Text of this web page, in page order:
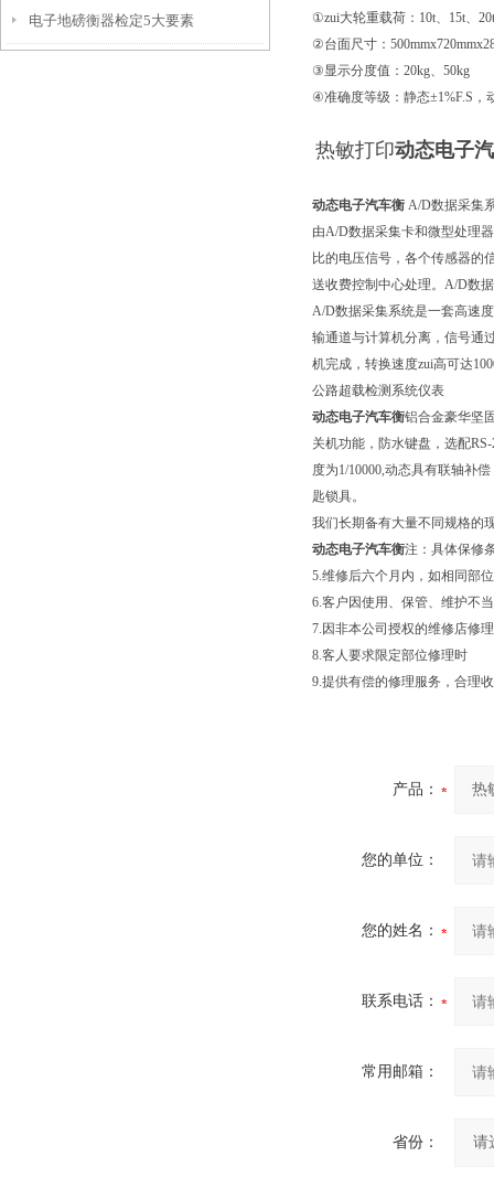
电子地磅衡器检定5大要素
①zui大轮重载荷：10t、15t、
②台面尺寸：
③显示分度值：20kg、50kg
④准确度等级：静态±1%F.S，
热敏打印动态电子
动态电子汽车衡 A/D数据采集
由A/D数据采集卡和微型处理
比的电压信号，各个传感器的
送收费控制中心处理。A/D数
A/D数据采集系统是一套高速
输通道与计算机分离，信号通
机完成，转换速度zui高可达
公路超载检测系统仪表
动态电子汽车衡铝合金豪华坚
关机功能，防水键盘，选配
度为1/10000,动态具有联轴补
匙锁具。
我们长期备有大量不同规格的
动态电子汽车衡注：具体保修
5.维修后六个月内，如相同部
6.客户因使用、保管、维护不
7.因非本公司授权的维修店修
8.客人要求限定部位修理时
9.提供有偿的修理服务，合理
产品：
您的单位：
您的姓名：
联系电话：
常用邮箱：
省份：